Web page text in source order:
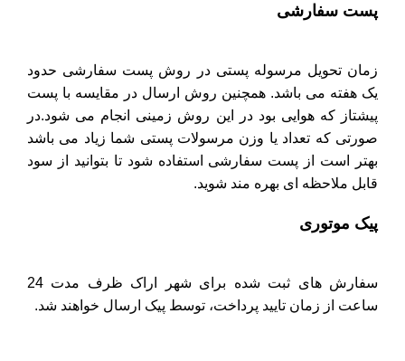
پست سفارشی
زمان تحویل مرسوله پستی در روش پست سفارشی حدود
یک هفته می باشد. همچنین روش ارسال در مقایسه با پست
پیشتاز که هوایی بود در این روش زمینی انجام می شود.در
صورتی که تعداد یا وزن مرسولات پستی شما زیاد می باشد
بهتر است از پست سفارشی استفاده شود تا بتوانید از سود
قابل ملاحظه ای بهره مند شوید.
پیک موتوری
سفارش های ثبت شده برای شهر اراک ظرف مدت 24
ساعت از زمان تایید پرداخت، توسط پیک ارسال خواهند شد.